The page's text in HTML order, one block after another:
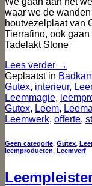
waar we de
houtvezelplaat van
Tierrafino, ook
Tadelakt Stone
Lees verder →
Geplaatst in
Gutex, interieur,
Leemmagie,
Gutex, Leem,
Leemwerk, offerte,
Geen categorie, Gutex,
leemproducten, Leemverf